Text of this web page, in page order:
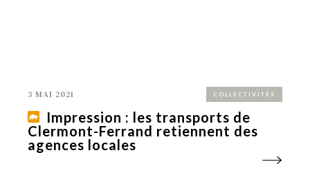
3 MAI 2021 COLLECTIVITÉS
Impression : les transports de
Clermont-Ferrand retiennent des
agences locales